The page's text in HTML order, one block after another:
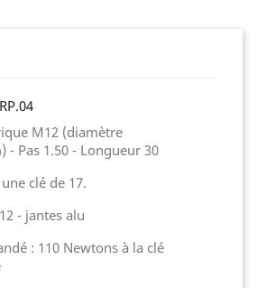
M12 (diamètre
- Pas 1.50 - Longueur 30
clé de 17.
- jantes alu
: 110 Newtons à la clé